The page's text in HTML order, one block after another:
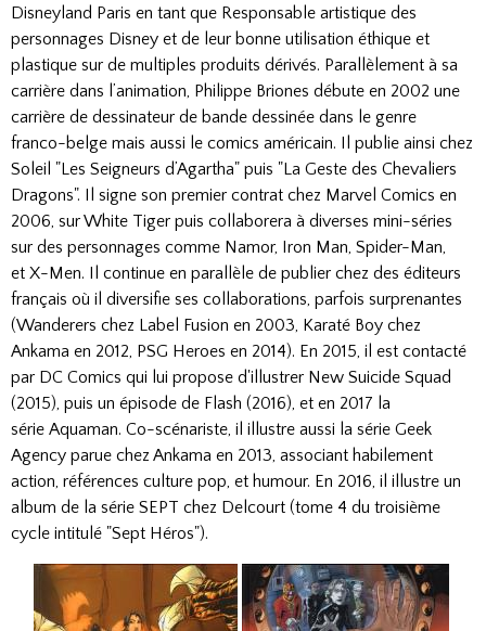
Disneyland Paris en tant que Responsable artistique des
personnages Disney et de leur bonne utilisation éthique et
plastique sur de multiples produits dérivés. Parallèlement à sa
carrière dans l’animation, Philippe Briones débute en 2002 une
carrière de dessinateur de bande dessinée dans le genre
franco-belge mais aussi le comics américain. Il publie ainsi chez
Soleil "Les Seigneurs d’Agartha" puis "La Geste des Chevaliers
Dragons". Il signe son premier contrat chez Marvel Comics en
2006, sur White Tiger puis collaborera à diverses mini-séries
sur des personnages comme Namor, Iron Man, Spider-Man,
et X-Men. Il continue en parallèle de publier chez des éditeurs
français où il diversifie ses collaborations, parfois surprenantes
(Wanderers chez Label Fusion en 2003, Karaté Boy chez
Ankama en 2012, PSG Heroes en 2014). En 2015, il est contacté
par DC Comics qui lui propose d'illustrer New Suicide Squad
(2015), puis un épisode de Flash (2016), et en 2017 la
série Aquaman. Co-scénariste, il illustre aussi la série Geek
Agency parue chez Ankama en 2013, associant habilement
action, références culture pop, et humour. En 2016, il illustre un
album de la série SEPT chez Delcourt (tome 4 du troisième
cycle intitulé "Sept Héros").